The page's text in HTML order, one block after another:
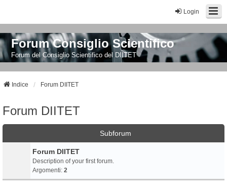
Login
Forum Consiglio Scientifico
Forum del Consiglio Scientifico del DIITET
Indice Forum DIITET
Forum DIITET
Subforum
Forum DIITET
Description of your first forum.
Argomenti: 2